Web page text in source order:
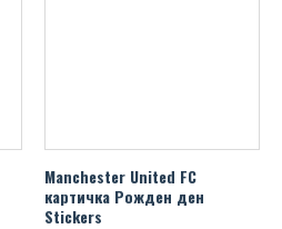
Manchester United FC
картичка Рожден ден
Stickers